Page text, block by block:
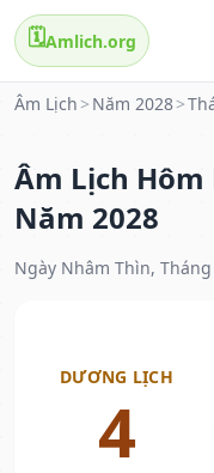
🗓️Amlich.org
Âm Lịch > Năm 2028>
Âm Lịch Hôm
Năm 2028
Ngày Nhâm Thìn,
DƯƠNG LỊCH
4